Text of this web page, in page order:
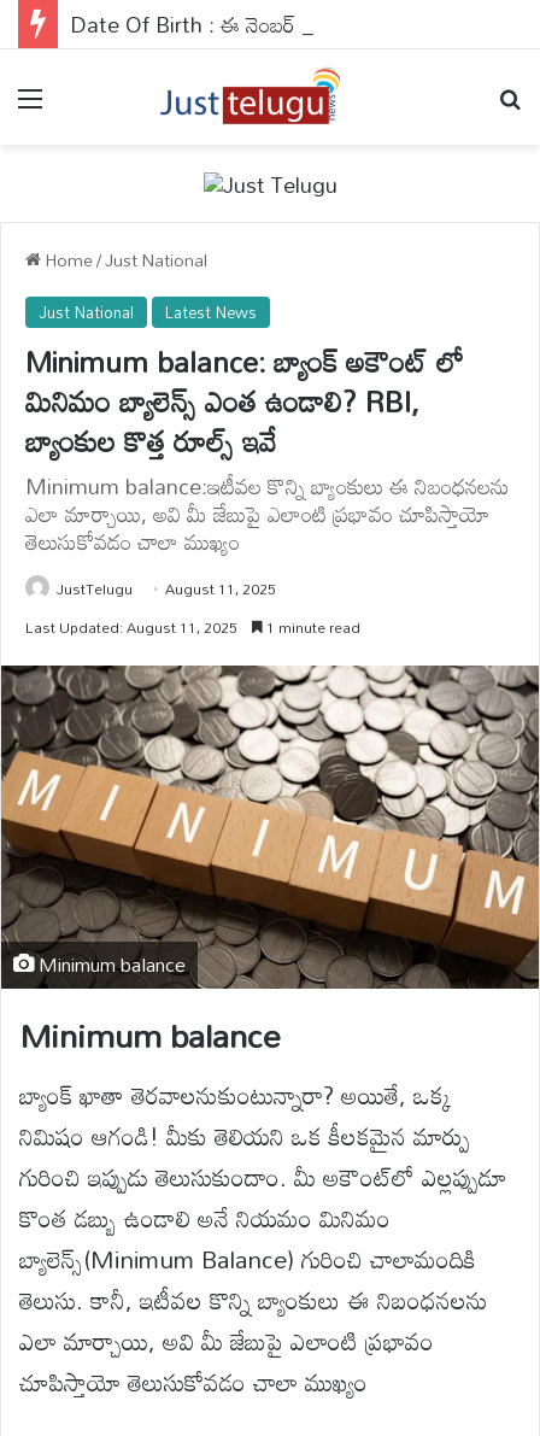
Home/Just National
Just National Latest News
Minimum balance: బ్యాంక్ అకౌంట్ లో
మినిమం బ్యాలెన్స్ ఎంత ఉండాలి? RBI,
బ్యాంకుల కొత్త రూల్స్ ఇవే
Minimum balance:ఇటీవల కొన్ని బ్యాంకులు ఈ నిబంధనలను
ఎలా మార్చాయి, అవి మీ జేబుపై ఎలాంటి ప్రభావం చూపిస్తాయో
తెలుసుకోవడం చాలా ముఖ్యం
JustTelugu
August 11, 2025
Last Updated: August 11, 2025
1 minute read
Minimum balance
Minimum balance
బ్యాంక్ ఖాతా తెరవాలనుకుంటున్నారా? అయితే, ఒక్క
నిమిషం ఆగండి! మీకు తెలియని ఒక కీలకమైన మార్పు
గురించి ఇప్పుడు తెలుసుకుందాం. మీ అకౌంట్‌లో ఎల్లప్పుడూ
కొంత డబ్బు ఉండాలి అనే నియమం మినిమం
బ్యాలెన్స్(Minimum Balance) గురించి చాలామందికి
తెలుసు. కానీ, ఇటీవల కొన్ని బ్యాంకులు ఈ నిబంధనలను
ఎలా మార్చాయి, అవి మీ జేబుపై ఎలాంటి ప్రభావం
చూపిస్తాయో తెలుసుకోవడం చాలా ముఖ్యం